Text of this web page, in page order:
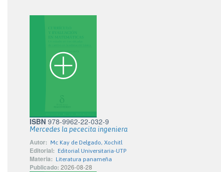
ISBN 978-9962-22-032-9
Mercedes la pececita ingeniera
Autor: Mc Kay de Delgado, Xochitl
Editorial: Editorial Universitaria-UTP
Materia: Literatura panameña
Publicado: 2026-08-28